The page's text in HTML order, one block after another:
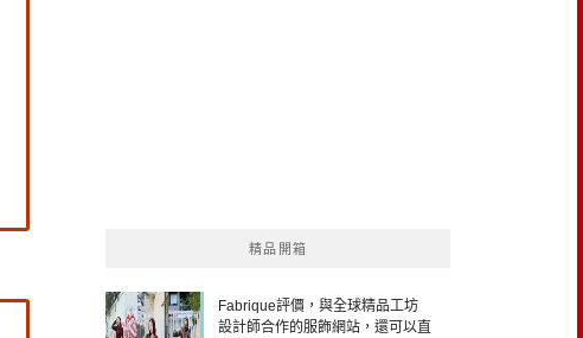
精品開箱
Fabrique評價，與全球精品工坊
設計師合作的服飾網站，還可以直